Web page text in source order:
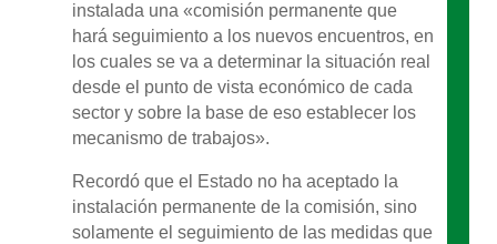
instalada una «comisión permanente que
hará seguimiento a los nuevos encuentros, en
los cuales se va a determinar la situación real
desde el punto de vista económico de cada
sector y sobre la base de eso establecer los
mecanismo de trabajos».
Recordó que el Estado no ha aceptado la
instalación permanente de la comisión, sino
solamente el seguimiento de las medidas que